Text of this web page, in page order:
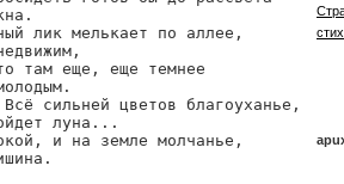
лик мелькает по аллее,
там еще, еще темнее
сильней цветов благоуханье,
луна...
и на земле молчанье,